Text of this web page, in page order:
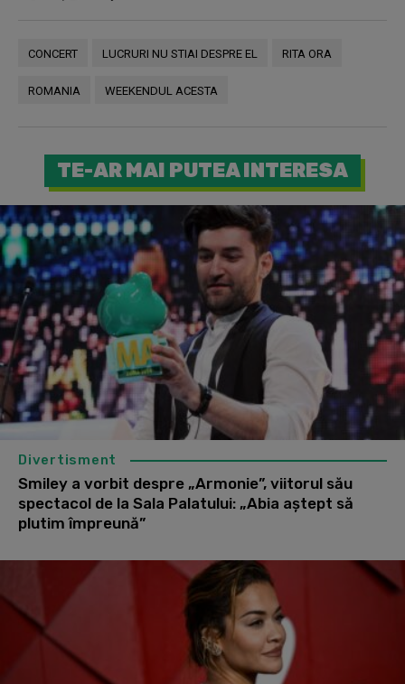
CONCERT LUCRURI NU STIAI DESPRE EL RITA ORA
ROMANIA WEEKENDUL ACESTA
TE-AR MAI PUTEA INTERESA
Divertisment
Smiley a vorbit despre „Armonie”, viitorul său
spectacol de la Sala Palatului: „Abia aștept să
plutim împreună”